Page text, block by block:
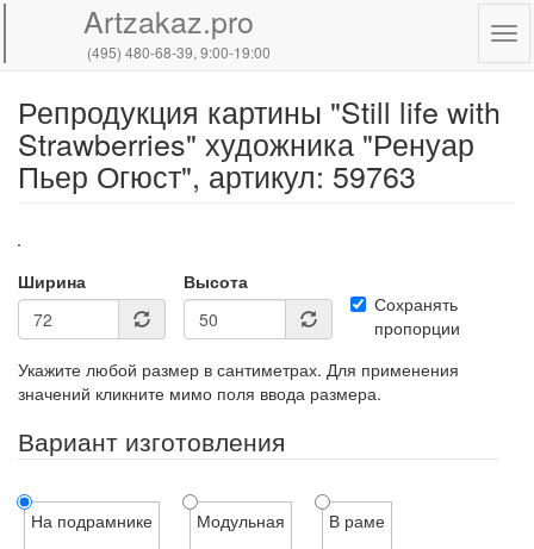
Перейти
основному
содержанию
Artzakaz.pro
(495) 480-68-39, 9:00-19:00
Репродукция картины "Still life with
Strawberries" художника "Ренуар
Пьер Огюст", артикул: 59763
Ширина
Высота
Сохранять
пропорции
Укажите любой размер в сантиметрах. Для применения
значений кликните мимо поля ввода размера.
Вариант изготовления
На подрамнике Модульная В раме